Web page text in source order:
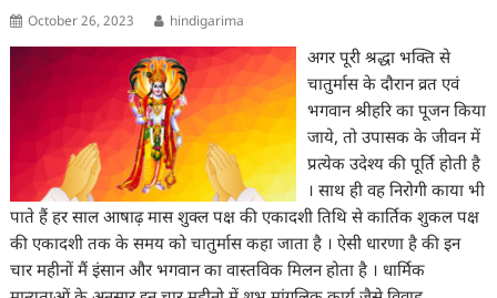
October 26, 2023 hindigarima
अगर पूरी श्रद्धा भक्ति से
चातुर्मास के दौरान व्रत एवं
भगवान श्रीहरि का पूजन किया
जाये, तो उपासक के जीवन में
प्रत्येक उदेश्य की पूर्ति होती है
। साथ ही वह निरोगी काया भी
पाते हैं हर साल आषाढ़ मास शुक्ल पक्ष की एकादशी तिथि से कार्तिक शुकल पक्ष
की एकादशी तक के समय को चातुर्मास कहा जाता है । ऐसी धारणा है की इन
चार महीनों मैं इंसान और भगवान का वास्तविक मिलन होता है । धार्मिक